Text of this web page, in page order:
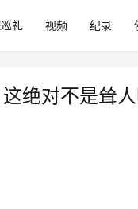
礼 视频 纪录
绝对不是耸